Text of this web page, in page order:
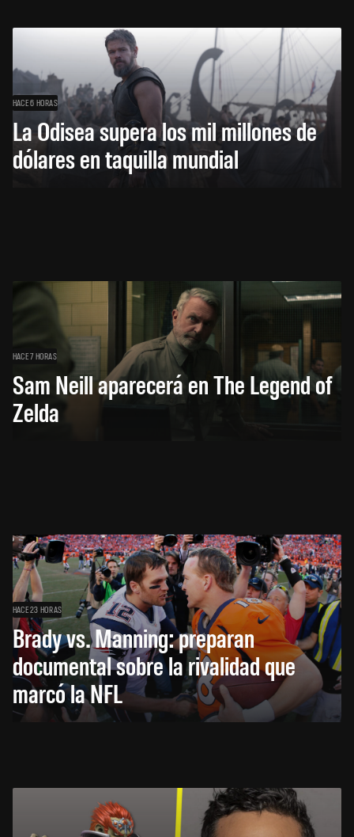
HACE 6 HORAS
La Odisea supera los mil millones de
dólares en taquilla mundial
HACE 7 HORAS
Sam Neill aparecerá en The Legend of
Zelda
HACE 23 HORAS
Brady vs. Manning: preparan
documental sobre la rivalidad que
marcó la NFL